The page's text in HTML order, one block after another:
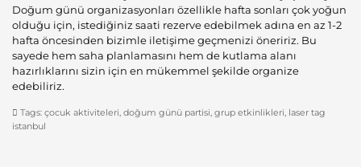
Doğum günü organizasyonları özellikle hafta sonları çok yoğun
olduğu için, istediğiniz saati rezerve edebilmek adına en az 1-2
hafta öncesinden bizimle iletişime geçmenizi öneririz. Bu
sayede hem saha planlamasını hem de kutlama alanı
hazırlıklarını sizin için en mükemmel şekilde organize
edebiliriz.
Tags: çocuk aktiviteleri, doğum günü partisi, grup etkinlikleri, laser tag
istanbul